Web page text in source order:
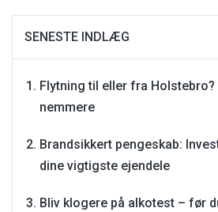
SENESTE INDLÆG
Flytning til eller fra
nemmere
Brandsikkert pengeskab:
dine vigtigste ejendele
Bliv klogere på alkotest – før